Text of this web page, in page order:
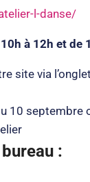
l-danse/
à 12h et de
site via
10 septembre
: